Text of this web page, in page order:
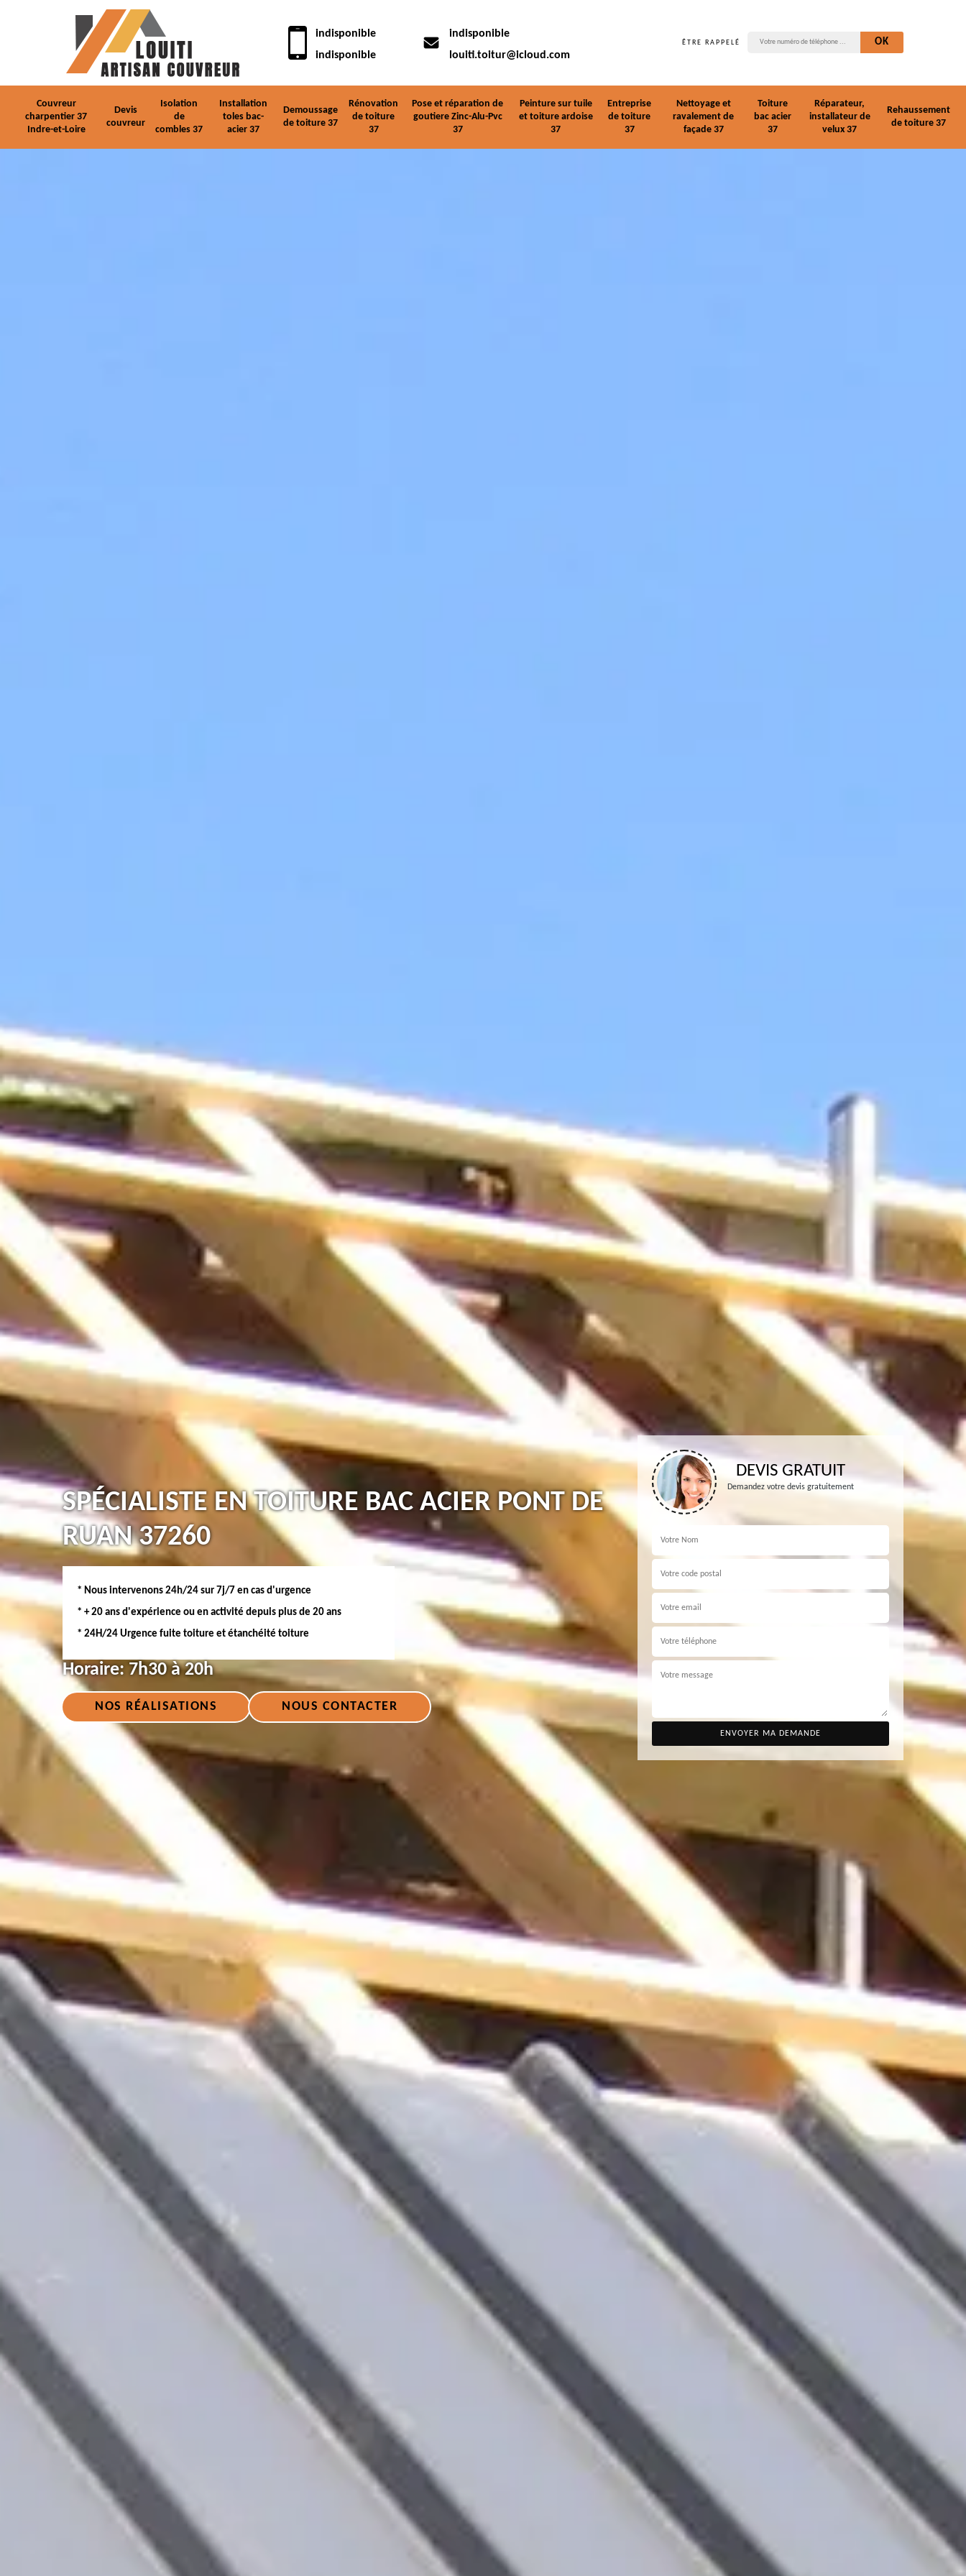
indisponible
indisponible
indisponible
louiti.toitur@icloud.com
ÊTRE RAPPELÉ
Couvreur
charpentier 37
Indre-et-Loire
Devis
couvreur
Isolation
de
combles 37
Installation
toles bac-
acier 37
Demoussage
de toiture 37
Rénovation
de toiture
37
Pose et réparation de
goutiere Zinc-Alu-Pvc
37
Peinture sur tuile
et toiture ardoise
37
Entreprise
de toiture
37
Nettoyage et
ravalement de
façade 37
Toiture
bac acier
37
Réparateur,
installateur de
velux 37
Rehaussement
de toiture 37
SPÉCIALISTE EN TOITURE BAC ACIER PONT DE
RUAN 37260
* Nous intervenons 24h/24 sur 7j/7 en cas d'urgence
* + 20 ans d'expérience ou en activité depuis plus de 20 ans
* 24H/24 Urgence fuite toiture et étanchéité toiture
Horaire:7h30 à 20h
NOS RÉALISATIONS NOUS CONTACTER
DEVIS GRATUIT
Demandez votre devis gratuitement